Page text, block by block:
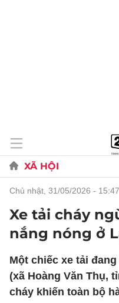
XÃ HỘI
chủ nhật, 31/05/2026 - 15:47
Xe tải cháy
nắng nóng ở
Một chiếc xe tải
(xã Hoàng Văn Thụ,
cháy khiến toàn bộ